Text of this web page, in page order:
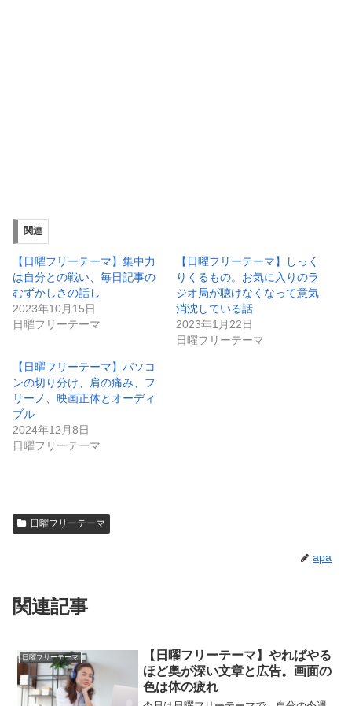
関連
【日曜フリーテーマ】集中力
は自分との戦い、毎日記事の
むずかしさの話し
2023年10月15日
日曜フリーテーマ
【日曜フリーテーマ】しっく
りくるもの。お気に入りのラ
ジオ局が聴けなくなって意気
消沈している話
2023年1月22日
日曜フリーテーマ
【日曜フリーテーマ】パソコ
ンの切り分け、肩の痛み、フ
リーノ、映画正体とオーディ
ブル
2024年12月8日
日曜フリーテーマ
日曜フリーテーマ
apa
関連記事
日曜フリーテーマ
【日曜フリーテーマ】やればやる
ほど奥が深い文章と広告。画面の
色は体の疲れ